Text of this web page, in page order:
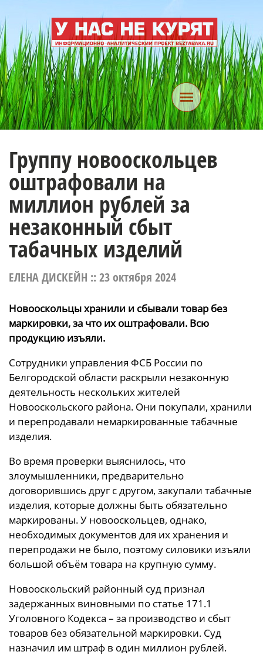
Группу новооскольцев
оштрафовали на
миллион рублей за
незаконный сбыт
табачных изделий
ЕЛЕНА ДИСКЕЙН ::23 октября 2024
Новооскольцы хранили и сбывали товар без
маркировки, за что их оштрафовали. Всю
продукцию изъяли.
Сотрудники управления ФСБ России по
Белгородской области раскрыли незаконную
деятельность нескольких жителей
Новооскольского района. Они покупали, хранили
и перепродавали немаркированные табачные
изделия.
Во время проверки выяснилось, что
злоумышленники, предварительно
договорившись друг с другом, закупали табачные
изделия, которые должны быть обязательно
маркированы. У новооскольцев, однако,
необходимых документов для их хранения и
перепродажи не было, поэтому силовики изъяли
большой объём товара на крупную сумму.
Новооскольский районный суд признал
задержанных виновными по статье 171.1
Уголовного Кодекса – за производство и сбыт
товаров без обязательной маркировки. Суд
назначил им штраф в один миллион рублей.